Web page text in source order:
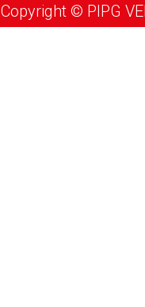
Copyright © PIPG